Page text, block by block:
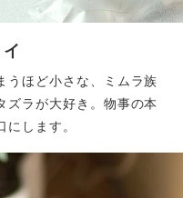
うほど小さな、ミムラ族
ズラが大好き。物事の本
します。